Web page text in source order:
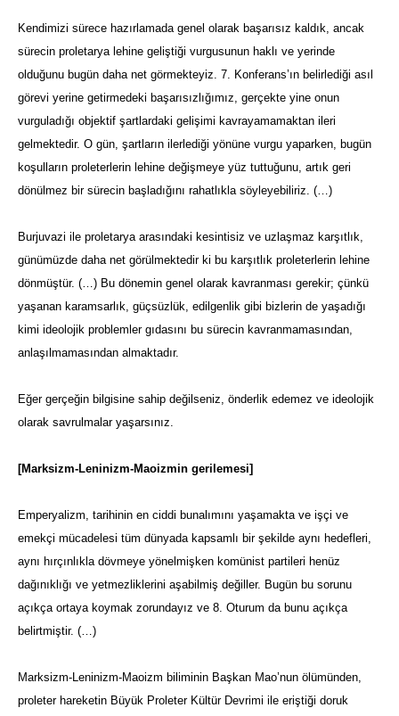
Kendimizi sürece hazırlamada genel olarak başarısız kaldık, ancak
sürecin proletarya lehine geliştiği vurgusunun haklı ve yerinde
olduğunu bugün daha net görmekteyiz. 7. Konferans’ın belirlediği asıl
görevi yerine getirmedeki başarısızlığımız, gerçekte yine onun
vurguladığı objektif şartlardaki gelişimi kavrayamamaktan ileri
gelmektedir. O gün, şartların ilerlediği yönüne vurgu yaparken, bugün
koşulların proleterlerin lehine değişmeye yüz tuttuğunu, artık geri
dönülmez bir sürecin başladığını rahatlıkla söyleyebiliriz. (…)
Burjuvazi ile proletarya arasındaki kesintisiz ve uzlaşmaz karşıtlık,
günümüzde daha net görülmektedir ki bu karşıtlık proleterlerin lehine
dönmüştür. (…) Bu dönemin genel olarak kavranması gerekir; çünkü
yaşanan karamsarlık, güçsüzlük, edilgenlik gibi bizlerin de yaşadığı
kimi ideolojik problemler gıdasını bu sürecin kavranmamasından,
anlaşılmamasından almaktadır.
Eğer gerçeğin bilgisine sahip değilseniz, önderlik edemez ve ideolojik
olarak savrulmalar yaşarsınız.
[Marksizm-Leninizm-Maoizmin gerilemesi]
Emperyalizm, tarihinin en ciddi bunalımını yaşamakta ve işçi ve
emekçi mücadelesi tüm dünyada kapsamlı bir şekilde aynı hedefleri,
aynı hırçınlıkla dövmeye yönelmişken komünist partileri henüz
dağınıklığı ve yetmezliklerini aşabilmiş değiller. Bugün bu sorunu
açıkça ortaya koymak zorundayız ve 8. Oturum da bunu açıkça
belirtmiştir. (…)
Marksizm-Leninizm-Maoizm biliminin Başkan Mao’nun ölümünden,
proleter hareketin Büyük Proleter Kültür Devrimi ile eriştiği doruk